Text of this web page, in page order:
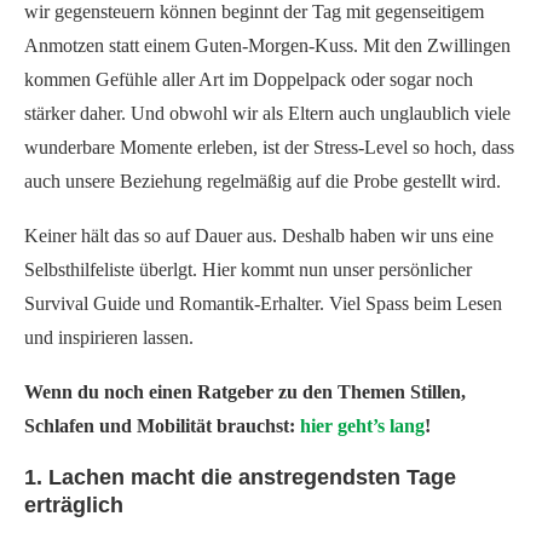
wir gegensteuern können beginnt der Tag mit gegenseitigem
Anmotzen statt einem Guten-Morgen-Kuss. Mit den Zwillingen
kommen Gefühle aller Art im Doppelpack oder sogar noch
stärker daher. Und obwohl wir als Eltern auch unglaublich viele
wunderbare Momente erleben, ist der Stress-Level so hoch, dass
auch unsere Beziehung regelmäßig auf die Probe gestellt wird.
Keiner hält das so auf Dauer aus. Deshalb haben wir uns eine
Selbsthilfeliste überlgt. Hier kommt nun unser persönlicher
Survival Guide und Romantik-Erhalter. Viel Spass beim Lesen
und inspirieren lassen.
Wenn du noch einen Ratgeber zu den Themen Stillen,
Schlafen und Mobilität brauchst: hier geht’s lang!
1. Lachen macht die anstregendsten Tage
erträglich